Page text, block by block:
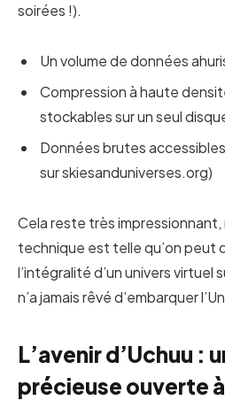
soirées !).
Un volume de données
Compression à haute
stockables sur un seul
Données brutes
sur skiesanduniverses.org)
Cela reste très impressionnant,
technique est telle qu’on peut
l’intégralité d’un univers virtuel
n’a jamais rêvé d’embarquer
L’avenir d’Uchuu :
précieuse ouverte